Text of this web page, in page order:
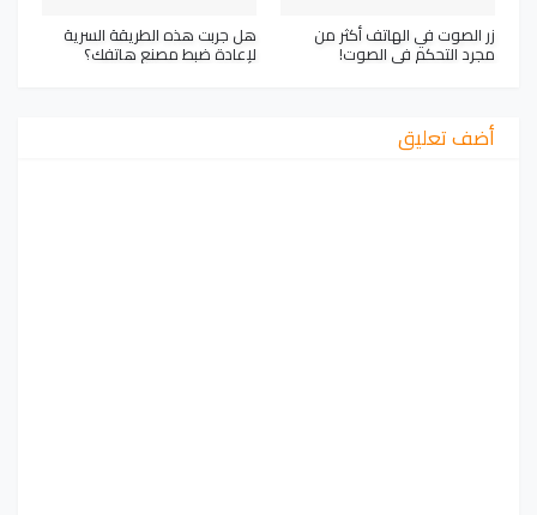
زر الصوت في الهاتف أكثر من
مجرد التحكم في الصوت!
هل جربت هذه الطريقة السرية
لإعادة ضبط مصنع هاتفك؟
أضف تعليق